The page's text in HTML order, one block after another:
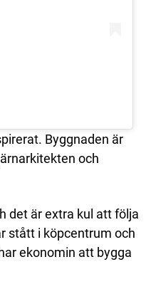
Byggnaden är
och
det är extra kul att följa
stått i köpcentrum och
ekonomin att bygga